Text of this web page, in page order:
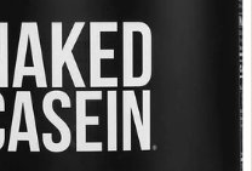
Bestsellery
krów karmionych
z mleka krów